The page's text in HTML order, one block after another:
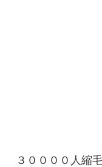
３００００人縮